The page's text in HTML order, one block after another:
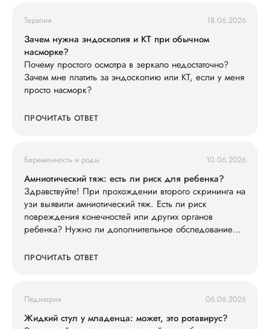
Терапия 18.06.2026
Зачем нужна эндоскопия и КТ при обычном
насморке?
Почему простого осмотра в зеркало недостаточно?
Зачем мне платить за эндоскопию или КТ, если у меня
просто насморк?
ПРОЧИТАТЬ ОТВЕТ
Беременность и роды 10.06.2026
Амниотический тяж: есть ли риск для ребенка?
Здравствуйте! При прохождении второго скрининга на
узи выявили амниотический тяж. Есть ли риск
повреждения конечностей или других органов
ребенка? Нужно ли дополнительное обследование
ПРОЧИТАТЬ ОТВЕТ
Педиатрия 06.06.2026
Жидкий стул у младенца: может, это ротавирус?